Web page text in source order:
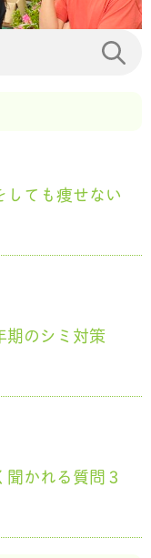
しても痩せない
期のシミ対策
かれる質問３
合）カ...